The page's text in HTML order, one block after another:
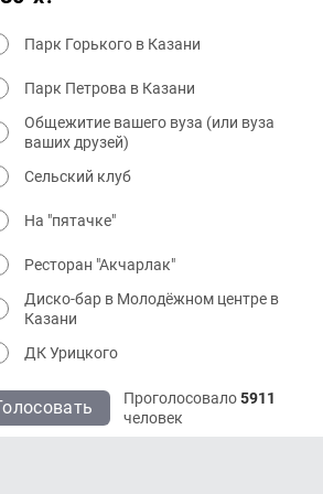
Парк Горького в Казани
Парк Петрова в Казани
Общежитие вашего вуза (или вуза
ваших друзей)
Сельский клуб
На "пятачке"
Ресторан "Акчарлак"
Диско-бар в Молодёжном центре в
Казани
ДК Урицкого
Проголосовало5911
человек